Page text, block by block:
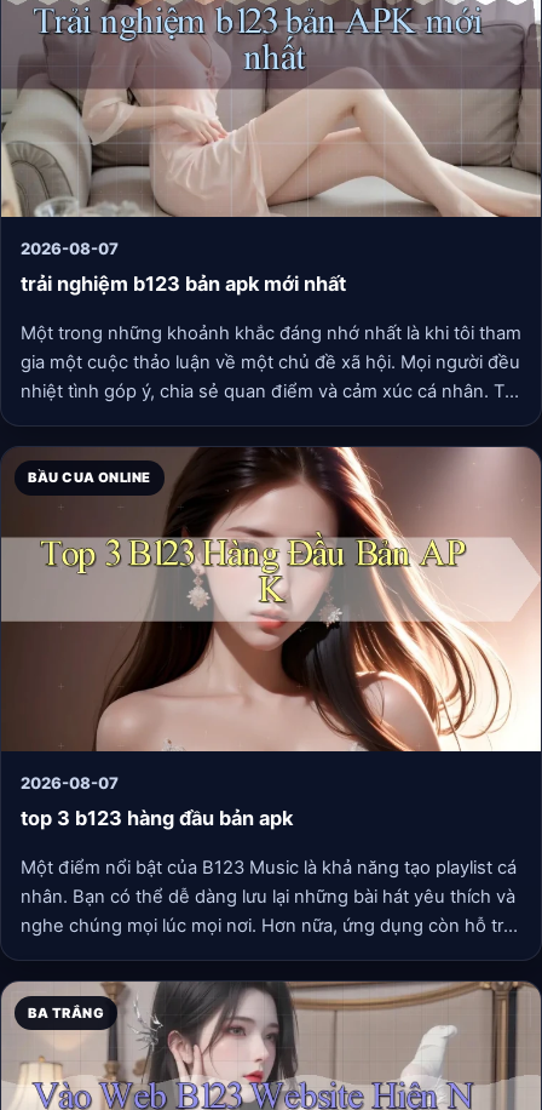
2026-08-07
trải nghiệm b123 bản apk mới nhất
Một trong những khoảnh khắc đáng nhớ nhất là khi tôi tham
gia một cuộc thảo luận về một chủ đề xã hội. Mọi người đều
nhiệt tình góp ý, chia sẻ quan điểm và cảm xúc cá nhân. Tôi
cảm thấy như mình đang ở trong một căn phòng đầy những
ý tưởng và sự sáng tạo không giới hạn. Khả năng tương tác
không chỉ giúp tôi mở rộng tầm hiểu biết mà còn kết nối tôi
với những người có cùng sở thích.
BẦU CUA ONLINE
2026-08-07
top 3 b123 hàng đầu bản apk
Một điểm nổi bật của B123 Music là khả năng tạo playlist cá
nhân. Bạn có thể dễ dàng lưu lại những bài hát yêu thích và
nghe chúng mọi lúc mọi nơi. Hơn nữa, ứng dụng còn hỗ trợ
chế độ nghe offline, giúp bạn không cần lo lắng về việc kết
nối internet.
BA TRẮNG